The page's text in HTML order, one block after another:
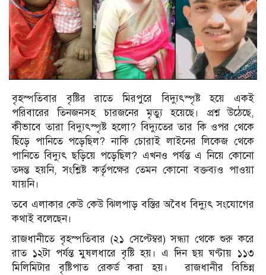
বৃহস্পতিবার বৃষ্টির রাতে মিরপুরে বিদ্যুৎস্পৃষ্ট হয়ে একই
পরিবারের তিনজনসহ চারজনের মৃত্যু হয়েছে। প্রশ্ন উঠেছে,
কীভাবে তারা বিদ্যুৎস্পৃষ্ট হলো? বিদ্যুতের তার কি ওপর থেকে
ছিঁড়ে পানিতে পড়েছিল? নাকি চোরাই লাইনের লিকেজ থেকে
পানিতে বিদ্যুৎ ছড়িয়ে পড়েছিল? এখনও পর্যন্ত এ নিয়ে কোনো
তদন্ত হয়নি, সংশ্লিষ্ট কর্তৃপক্ষের তেমন কোনো বক্তব্যও পাওয়া
যায়নি।
তবে এলাকার কেউ কেউ ঝিলপাড় বস্তির অবৈধ বিদ্যুৎ সংযোগের
কথাই বলেছেন।
রাজধানীতে বৃহস্পতিবার (২১ সেপ্টেম্বর) সন্ধ্যা থেকে শুরু করে
রাত ১২টা পর্যন্ত মুষলধারে বৃষ্টি হয়। এ দিন ছয় ঘণ্টায় ১১৩
মিলিমিটার বৃষ্টিপাত রেকর্ড করা হয়। রাজধানীর বিভিন্ন